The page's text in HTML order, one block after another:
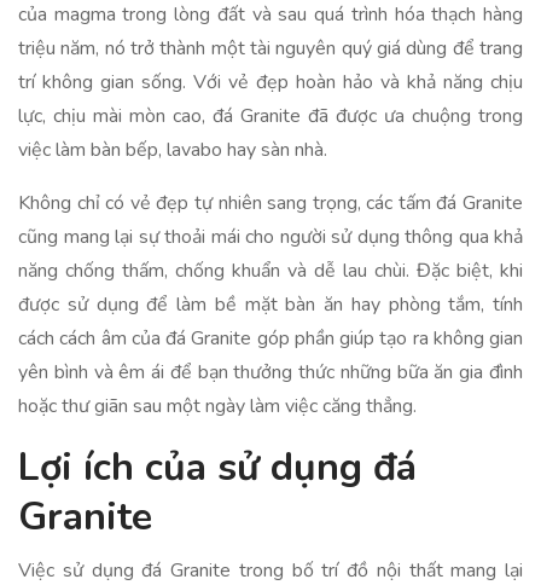
của magma trong lòng đất và sau quá trình hóa thạch hàng
triệu năm, nó trở thành một tài nguyên quý giá dùng để trang
trí không gian sống. Với vẻ đẹp hoàn hảo và khả năng chịu
lực, chịu mài mòn cao, đá Granite đã được ưa chuộng trong
việc làm bàn bếp, lavabo hay sàn nhà.
Không chỉ có vẻ đẹp tự nhiên sang trọng, các tấm đá Granite
cũng mang lại sự thoải mái cho người sử dụng thông qua khả
năng chống thấm, chống khuẩn và dễ lau chùi. Đặc biệt, khi
được sử dụng để làm bề mặt bàn ăn hay phòng tắm, tính
cách cách âm của đá Granite góp phần giúp tạo ra không gian
yên bình và êm ái để bạn thưởng thức những bữa ăn gia đình
hoặc thư giãn sau một ngày làm việc căng thẳng.
Lợi ích của sử dụng đá
Granite
Việc sử dụng đá Granite trong bố trí đồ nội thất mang lại